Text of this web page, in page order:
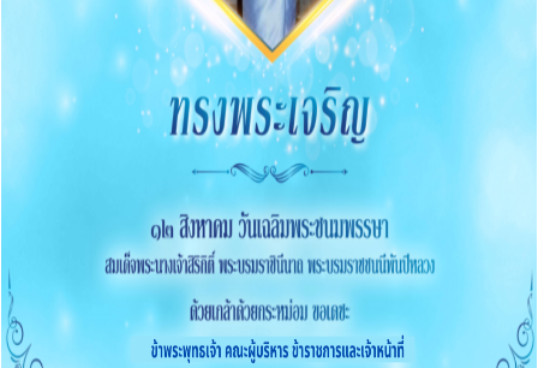
O14 รายงานผลการบริหารและทรัพยากรบุคคลประจำปี
O15 ประมวลจริยธรรมและขับเคลื่อนจริยธรรม
การขับเคลื่อนจริยธรรม
การส่งเสริมความโปร่งใส
O16 แนวปฏิบัติการจัดการเรื่องร้องเรียนการทุจริตและ
ประพฤติมิชอบ
O17 ช่องทางแจ้งเรื่องร้องเรียนการทุจริต
O18 ข้อมูลสถิติเรื่องร้องเรียนการทุจริตประจำปี
O19 การเปิดโอกาสให้มีส่วนร่วม